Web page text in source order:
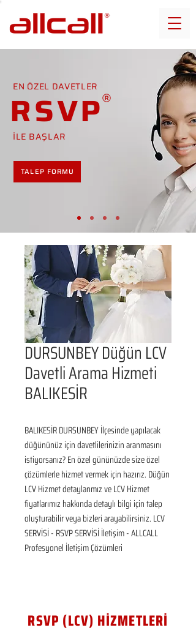
EN ÖZEL DAVETLER
RSVP
İLE BAŞLAR
TALEP FORMU
DURSUNBEY Düğün LCV
Davetli Arama Hizmeti
BALIKESİR
BALIKESİR DURSUNBEY İlçesinde yapılacak
düğününüz için davetlilerinizin aranmasını
istiyorsanız? En özel gününüzde size özel
çözümlerle hizmet vermek için hazırız. Düğün
LCV Hizmet detaylarımız ve LCV Hizmet
fiyatlarımız hakkında detaylı bilgi için talep
oluşturabilir veya bizleri arayabilirsiniz. LCV
SERVİSİ - RSVP SERVİSİ İletişim - ALLCALL
Profesyonel İletişim Çözümleri
RSVP (LCV) HİZMETLERİ